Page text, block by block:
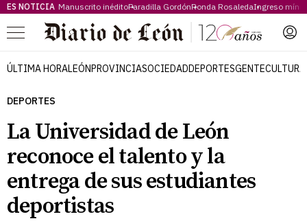
ES NOTICIA Manuscrito inéditoParadilla GordónRonda RosaledaIngreso
Menú
ÚLTIMA HORALEÓNPROVINCIASOCIEDADDEPORTESGENTECULTURA
DEPORTES
La Universidad de León
reconoce el talento y la
entrega de sus estudiantes
deportistas